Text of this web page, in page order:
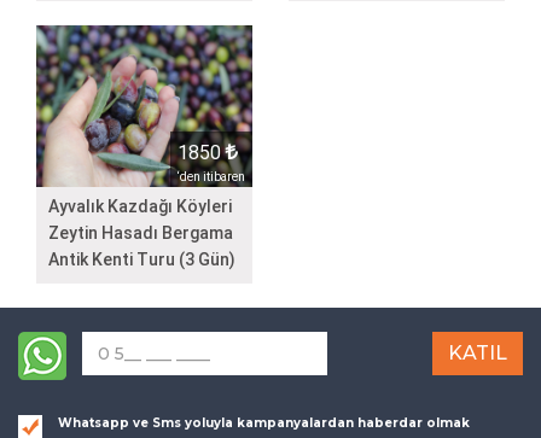
1850
‘den itibaren
Ayvalık Kazdağı Köyleri
Zeytin Hasadı Bergama
Antik Kenti Turu (3 Gün)
Whatsapp ve Sms yoluyla kampanyalardan haberdar olmak